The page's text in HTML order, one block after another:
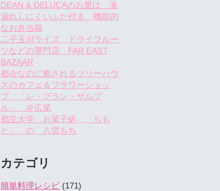
DEAN & DELUCAのお重は 液
漏れしにくいふた付き 機能的
なお弁当箱
二子玉川ライズ ドライフルー
ツなどの専門店 FAR EAST
BAZAAR
都会なのに癒されるツリーハウ
スのカフェ＆フラワーショッ
プ 「レ・グラン・ザルブ
ル」 ＠広尾
都立大学 お菓子処 「ちも
と」 の 八雲もち
カテゴリ
簡単料理レシピ (171)